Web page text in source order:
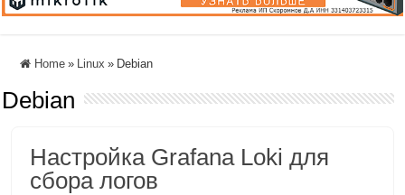
Home » Linux » Debian
Debian
Настройка Grafana Loki для
сбора логов